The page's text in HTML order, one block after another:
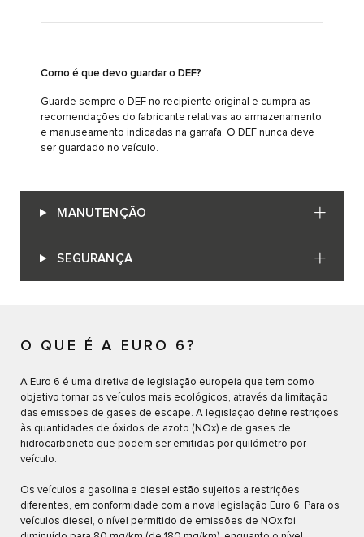
Como é que devo guardar o DEF?
Guarde sempre o DEF no recipiente original e cumpra as
recomendações do fabricante relativas ao armazenamento
e manuseamento indicadas na garrafa. O DEF nunca deve
ser guardado no veículo.
MANUTENÇÃO
SEGURANÇA
O QUE É A EURO 6?
A Euro 6 é uma diretiva de legislação europeia que tem como
objetivo tornar os veículos mais ecológicos, através da limitação
das emissões de gases de escape. A legislação define restrições
às quantidades de óxidos de azoto (NOx) e de gases de
hidrocarboneto que podem ser emitidas por quilómetro por
veículo.
Os veículos a gasolina e diesel estão sujeitos a restrições
diferentes, em conformidade com a nova legislação Euro 6. Para os
veículos diesel, o nível permitido de emissões de NOx foi